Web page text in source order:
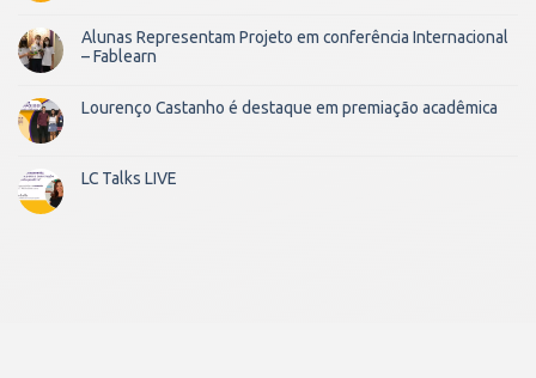
Alunas Representam Projeto em conferência Internacional
– Fablearn
Lourenço Castanho é destaque em premiação acadêmica
LC Talks LIVE